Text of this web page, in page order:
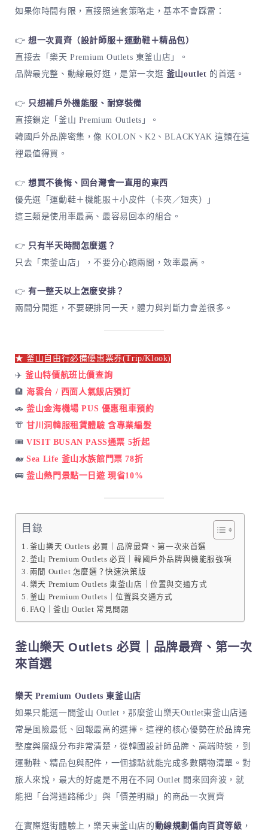
如果你時間有限，直接照這套策略走，基本不會踩雷：
👉想一次買齊（設計師服＋運動鞋＋精品包）
直接去「樂天 Premium Outlets 東釜山店」。
品牌最完整、動線最好逛，是第一次逛 釜山outlet 的首選。
👉 只想補戶外機能服、耐穿裝備
直接鎖定「釜山 Premium Outlets」。
韓國戶外品牌密集，像 KOLON、K2、BLACKYAK 這類在這
裡最值得買。
👉想買不後悔、回台灣會一直用的東西
優先選「運動鞋＋機能服＋小皮件（卡夾／短夾）」
這三類是使用率最高、最容易回本的組合。
👉 只有半天時間怎麼選？
只去「東釜山店」，不要分心跑兩間，效率最高。
👉有一整天以上怎麼安排？
兩間分開逛，不要硬排同一天，體力與判斷力會差很多。
★ 釜山自由行必備優惠票券(Trip/Klook)
✈️釜山特價航班比價查詢
🏨海雲台 / 西面人氣飯店預訂
🚗釜山金海機場 PUS 優惠租車預約
👘甘川洞韓服租賃體驗 含專業編髮
🎟️VISIT BUSAN PASS通票 5折起
🐋Sea Life 釜山水族館門票 78折
🚌釜山熱門景點一日遊 現省10%
目錄
釜山樂天 Outlets 必買｜品牌最齊、第一次來首選
釜山 Premium Outlets 必買｜韓國戶外品牌與機能服強項
兩間 Outlet 怎麼選？快速決策版
樂天 Premium Outlets 東釜山店｜位置與交通方式
釜山 Premium Outlets｜位置與交通方式
FAQ｜釜山 Outlet 常見問題
釜山樂天 Outlets 必買｜品牌最齊、第一次
來首選
樂天 Premium Outlets 東釜山店
如果只能選一間釜山 Outlet，那麼釜山樂天Outlet東釜山店通
常是風險最低、回報最高的選擇。這裡的核心優勢在於品牌完
整度與層級分布非常清楚，從韓國設計師品牌、高端時裝，到
運動鞋、精品包與配件，一個據點就能完成多數購物清單。對
旅人來說，最大的好處是不用在不同 Outlet 間來回奔波，就
能把「台灣通路稀少」與「價差明顯」的商品一次買齊
在實際逛街體驗上，樂天東釜山店的動線規劃偏向百貨等級 ，